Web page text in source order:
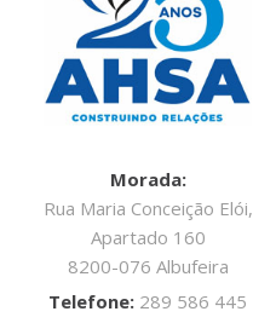
Morada:
Rua Maria Conceição Elói,
Apartado 160
8200-076 Albufeira
Telefone: 289 586 445